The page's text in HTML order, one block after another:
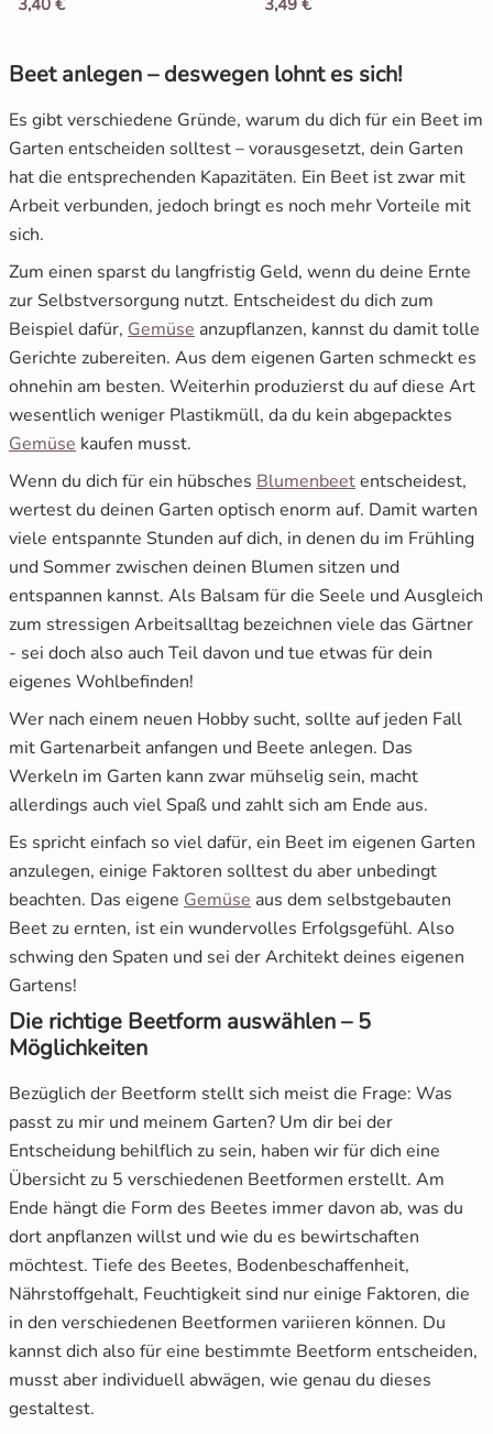
10.2
Schritt 2: Pflanzplatz vorbereiten: Boden lockern,
Steine entfernen
10.3 Schritt 3: Düngen
10.4 Schritt 4: Wässern
11. Kräuterbeet anlegen – Step by step
12. Rosenbeet anlegen - 5 Schritte
12.1 1. Vorbereitung des Bodens
12.2 2. Anordnung der Pflanzen testen
12.3 3. Rosen einpflanzen
12.4 4. Mulchen
12.5
13. Der Beetliebe Adventskalender
3,40 € 3,49 €
Beet anlegen – deswegen lohnt es sich!
Es gibt verschiedene Gründe, warum du dich für ein Beet im
Garten entscheiden solltest – vorausgesetzt, dein Garten
hat die entsprechenden Kapazitäten. Ein Beet ist zwar mit
Arbeit verbunden, jedoch bringt es noch mehr Vorteile mit
sich.
Zum einen sparst du langfristig Geld, wenn du deine Ernte
zur Selbstversorgung nutzt. Entscheidest du dich zum
Beispiel dafür, Gemüse anzupflanzen, kannst du damit tolle
Gerichte zubereiten. Aus dem eigenen Garten schmeckt es
ohnehin am besten. Weiterhin produzierst du auf diese Art
wesentlich weniger Plastikmüll, da du kein abgepacktes
Gemüse kaufen musst.
Wenn du dich für ein hübsches Blumenbeetentscheidest,
wertest du deinen Garten optisch enorm auf. Damit warten
viele entspannte Stunden auf dich, in denen du im Frühling
und Sommer zwischen deinen Blumen sitzen und
entspannen kannst. Als Balsam für die Seele und Ausgleich
zum stressigen Arbeitsalltag bezeichnen viele das Gärtner
- sei doch also auch Teil davon und tue etwas für dein
eigenes Wohlbefinden!
Wer nach einem neuen Hobby sucht, sollte auf jeden Fall
mit Gartenarbeit anfangen und Beete anlegen. Das
Werkeln im Garten kann zwar mühselig sein, macht
allerdings auch viel Spaß und zahlt sich am Ende aus.
Es spricht einfach so viel dafür, ein Beet im eigenen Garten
anzulegen, einige Faktoren solltest du aber unbedingt
beachten. Das eigene Gemüse aus dem selbstgebauten
Beet zu ernten, ist ein wundervolles Erfolgsgefühl. Also
schwing den Spaten und sei der Architekt deines eigenen
Gartens!
Die richtige Beetform auswählen – 5
Möglichkeiten
Bezüglich der Beetform stellt sich meist die Frage: Was
passt zu mir und meinem Garten? Um dir bei der
Entscheidung behilflich zu sein, haben wir für dich eine
Übersicht zu 5 verschiedenen Beetformen erstellt. Am
Ende hängt die Form des Beetes immer davon ab, was du
dort anpflanzen willst und wie du es bewirtschaften
möchtest. Tiefe des Beetes, Bodenbeschaffenheit,
Nährstoffgehalt, Feuchtigkeit sind nur einige Faktoren, die
in den verschiedenen Beetformen variieren können. Du
kannst dich also für eine bestimmte Beetform entscheiden,
musst aber individuell abwägen, wie genau du dieses
gestaltest.
Spinat
Tomaten
Zucchini
Zuckermais
Zuckerschoten